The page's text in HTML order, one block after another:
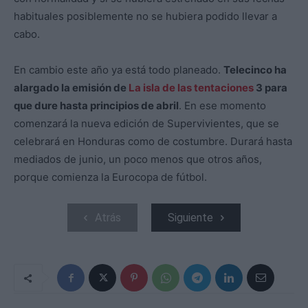
habituales posiblemente no se hubiera podido llevar a
cabo.
En cambio este año ya está todo planeado. Telecinco ha
alargado la emisión de La isla de las tentaciones 3 para
que dure hasta principios de abril. En ese momento
comenzará la nueva edición de Supervivientes, que se
celebrará en Honduras como de costumbre. Durará hasta
mediados de junio, un poco menos que otros años,
porque comienza la Eurocopa de fútbol.
Atrás Siguiente